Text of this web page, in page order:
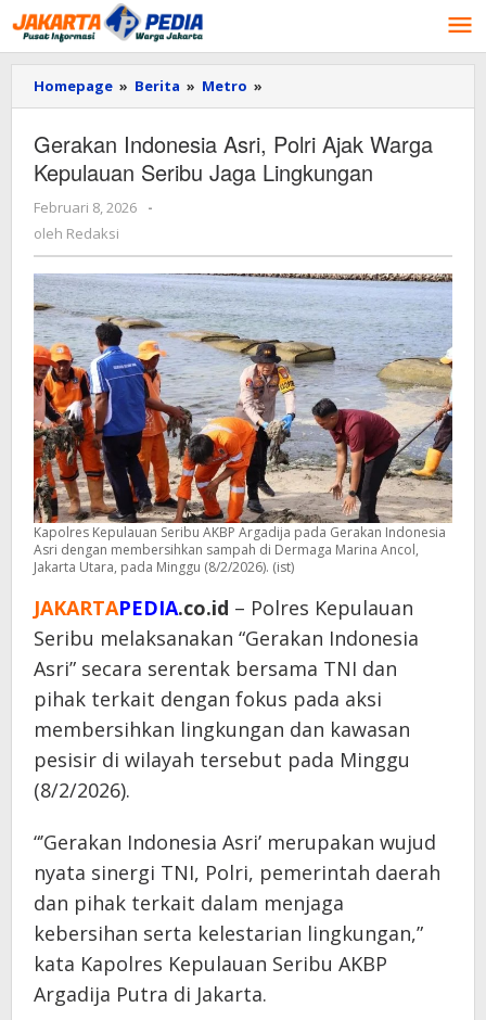
Lewati
ke
konten
Homepage » Berita » Metro »
Indonesia
Polri
Ajak
Warga
Jaga
Lingkungan
Gerakan Indonesia Asri, Polri Ajak Warga
Kepulauan Seribu Jaga Lingkungan
Februari 8, 2026
oleh
-
oleh Redaksi
Kapolres Kepulauan Seribu AKBP Argadija pada Gerakan Indonesia
Asri dengan membersihkan sampah di Dermaga Marina Ancol,
Jakarta Utara, pada Minggu (8/2/2026). (ist)
JAKARTAPEDIA.co.id – Polres Kepulauan
Seribu melaksanakan “Gerakan Indonesia
Asri” secara serentak bersama TNI dan
pihak terkait dengan fokus pada aksi
membersihkan lingkungan dan kawasan
pesisir di wilayah tersebut pada Minggu
(8/2/2026).
“’Gerakan Indonesia Asri’ merupakan wujud
nyata sinergi TNI, Polri, pemerintah daerah
dan pihak terkait dalam menjaga
kebersihan serta kelestarian lingkungan,”
kata Kapolres Kepulauan Seribu AKBP
Argadija Putra di Jakarta.